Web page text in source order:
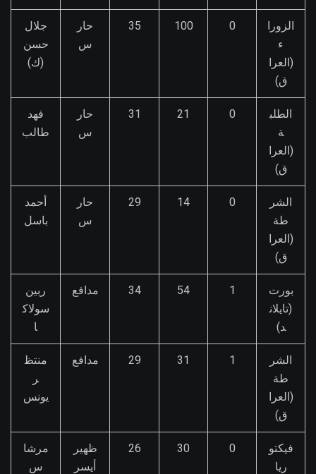
الزورا
ء
(العرا
ق)
0
100
35
حار
س
جلال
حسن
(ك)
الطلب
ة
(العرا
ق)
0
21
31
حار
س
فهد
طالب
الشر
طة
(العرا
ق)
0
14
29
حار
س
أحمد
باسل
بورت
(تايلان
د)
1
54
34 مدافع
ربين
سولاك
ا
الشر
طة
(العرا
ق)
1
31
29 مدافع
منتظ
ر
يونس
فيكتو
ريا
0
30
26
ظهير
أيسر
مرشا
س